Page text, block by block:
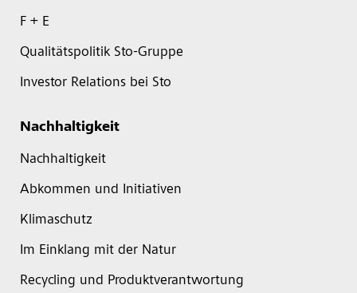
F + E
Qualitätspolitik Sto-Gruppe
Investor Relations bei Sto
Nachhaltigkeit
Nachhaltigkeit
Abkommen und Initiativen
Klimaschutz
Im Einklang mit der Natur
Recycling und Produktverantwortung